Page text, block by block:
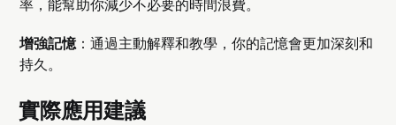
率，能幫助你減少不必要的時間浪費。
增強記憶：通過主動解釋和教學，你的記憶會更加深刻和
持久。
實際應用建議